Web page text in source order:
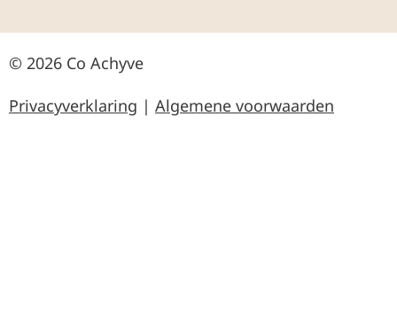
© 2026 Co Achyve
Privacyverklaring | Algemene voorwaarden